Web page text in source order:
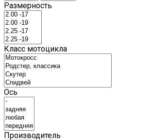
Размерность
Класс мотоцикла
Ось
Производитель